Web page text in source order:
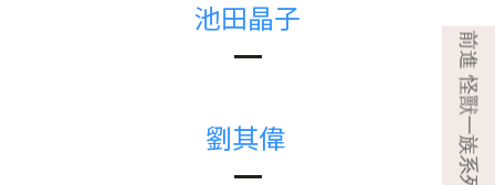
池田晶子
劉其偉